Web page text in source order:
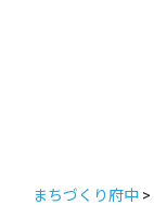
まちづくり府中 >